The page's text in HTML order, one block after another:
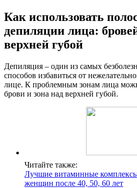
Как использовать
депиляции лица:
верхней губой
Депиляция – один из самых
способов избавиться от
лице. К проблемным зонам лица
брови и зона над верхней губой.
Читайте также:
Лучшие витаминные
женщин после 40, 50, 60 лет